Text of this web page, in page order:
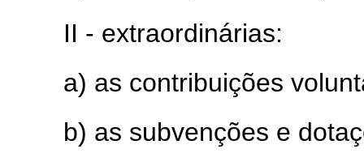
II - extraordinárias:
a) as contribuições
b) as subvenções e